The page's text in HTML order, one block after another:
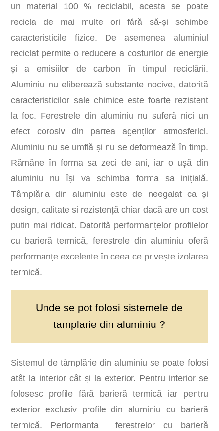
un material 100 % reciclabil, acesta se poate
recicla de mai multe ori fără să-și schimbe
caracteristicile fizice. De asemenea aluminiul
reciclat permite o reducere a costurilor de energie
și a emisiilor de carbon în timpul reciclării.
Aluminiu nu eliberează substanțe nocive, datorită
caracteristicilor sale chimice este foarte rezistent
la foc. Ferestrele din aluminiu nu suferă nici un
efect corosiv din partea agenților atmosferici.
Aluminiu nu se umflă și nu se deformează în timp.
Rămâne în forma sa zeci de ani, iar o ușă din
aluminiu nu își va schimba forma sa inițială.
Tâmplăria din aluminiu este de neegalat ca și
design, calitate si rezistență chiar dacă are un cost
puțin mai ridicat. Datorită performanțelor profilelor
cu barieră termică, ferestrele din aluminiu oferă
performanțe excelente în ceea ce privește izolarea
termică.
Unde se pot folosi sistemele de
tamplarie din aluminiu ?
Sistemul de tâmplărie din aluminiu se poate folosi
atât la interior cât și la exterior. Pentru interior se
folosesc profile fără barieră termică iar pentru
exterior exclusiv profile din aluminiu cu barieră
termică. Performanța ferestrelor cu barieră